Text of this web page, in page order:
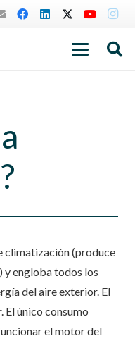
climatización (produce
y engloba todos los
del aire exterior. El
El único consumo
el motor del